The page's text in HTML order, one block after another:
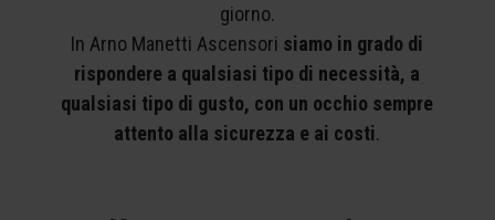
giorno.
In Arno Manetti Ascensori siamo in grado di
rispondere a qualsiasi tipo di necessità, a
qualsiasi tipo di gusto, con un occhio sempre
attento alla sicurezza e ai costi.